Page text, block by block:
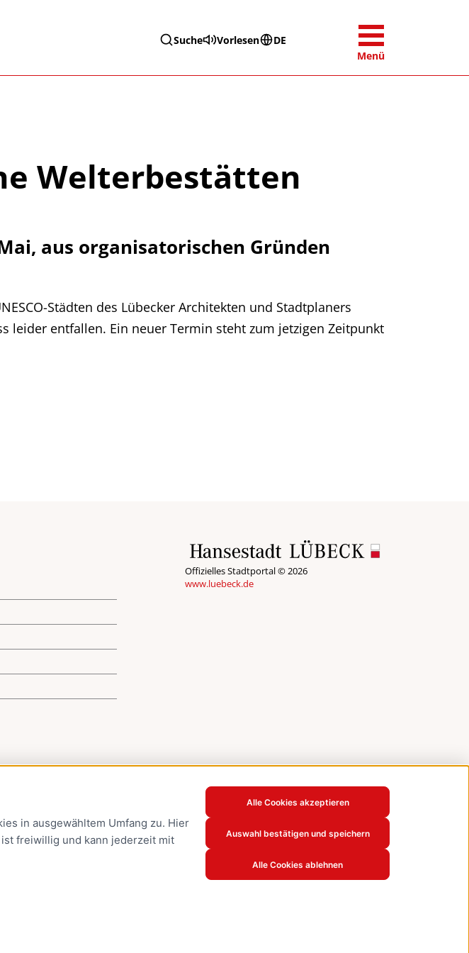
in ausgewähltem Umfang zu. Hier
freiwillig und kann jederzeit mit
Alle Cookies akzeptieren
Auswahl bestätigen und speichern
Alle Cookies ablehnen
Suche Vorlesen
DE
Menü
Welterbestätten
aus organisatorischen Gründen
Städten des Lübecker Architekten und Stadtplaners
leider entfallen. Ein neuer Termin steht zum jetzigen Zeitpunkt
Offizielles Stadtportal © 2026
www.luebeck.de